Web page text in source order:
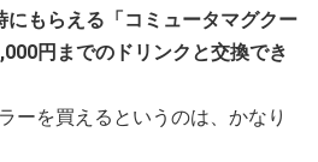
にもらえる「コミュータマグクー
円までのドリンクと交換でき
ーを買えるというのは、かなり